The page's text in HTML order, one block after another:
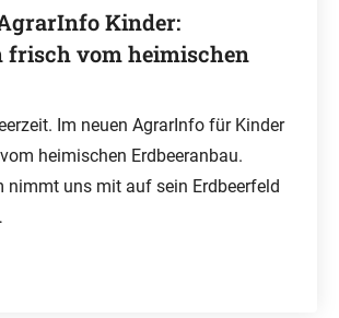
Kinder:
frisch vom heimischen
Im neuen AgrarInfo für Kinder
heimischen Erdbeeranbau.
nimmt uns mit auf sein Erdbeerfeld